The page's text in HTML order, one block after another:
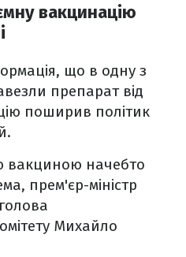
вакцинацію
що в одну з
препарат від
поширив політик
вакциною начебто
прем'єр-міністр
Михайло